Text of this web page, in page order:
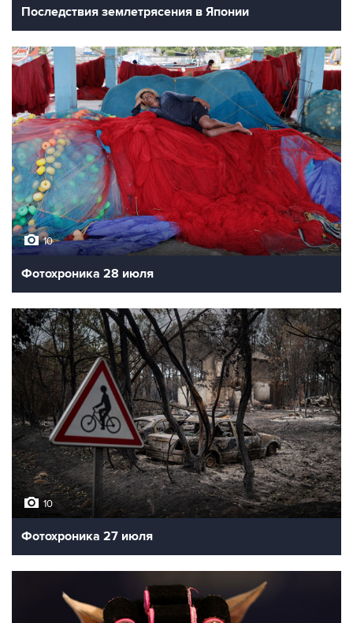
Последствия землетрясения в Японии
10
Фотохроника 28 июля
10
Фотохроника 27 июля